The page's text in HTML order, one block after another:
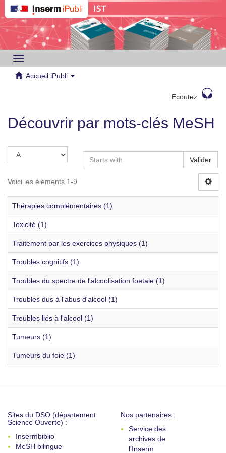
Toggle
navigation
Accueil iPubli
Ecoutez
Découvrir par mots-clés MeSH
Valider
Voici les éléments 1-9
Thérapies complémentaires (1)
Toxicité (1)
Traitement par les exercices physiques (1)
Troubles cognitifs (1)
Troubles du spectre de l'alcoolisation foetale (1)
Troubles dus à l'abus d'alcool (1)
Troubles liés à l'alcool (1)
Tumeurs (1)
Tumeurs du foie (1)
Sites du DSO (département
Science Ouverte) :
Insermbiblio
MeSH bilingue
Nos partenaires :
Service des
archives de
l'Inserm